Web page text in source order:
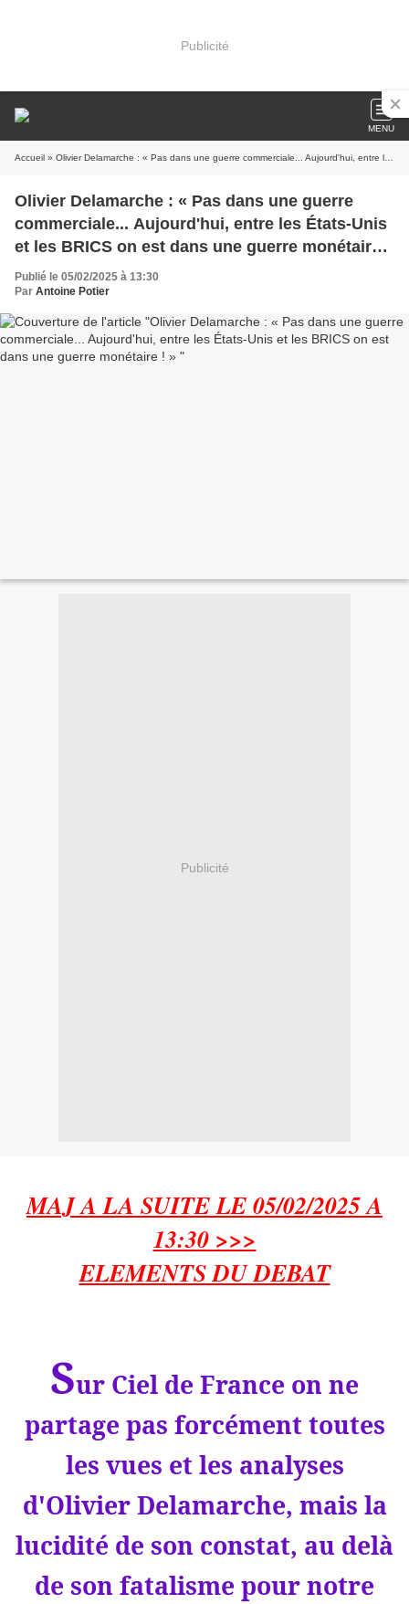
Publicité
MENU
Accueil » Olivier Delamarche : « Pas dans une guerre commerciale... Aujourd'hui, entre les États-Unis et les BRICS on est dans une guerre monétaire ! »
Olivier Delamarche : « Pas dans une guerre
commerciale... Aujourd'hui, entre les États-Unis
et les BRICS on est dans une guerre monétaire !
»
Publié le 05/02/2025 à 13:30
Par Antoine Potier
Publicité
MAJ A LA SUITE LE 05/02/2025 A
13:30 >>>
ELEMENTS DU DEBAT
Sur Ciel de France on ne
partage pas forcément toutes
les vues et les analyses
d'Olivier Delamarche, mais la
lucidité de son constat, au delà
de son fatalisme pour notre